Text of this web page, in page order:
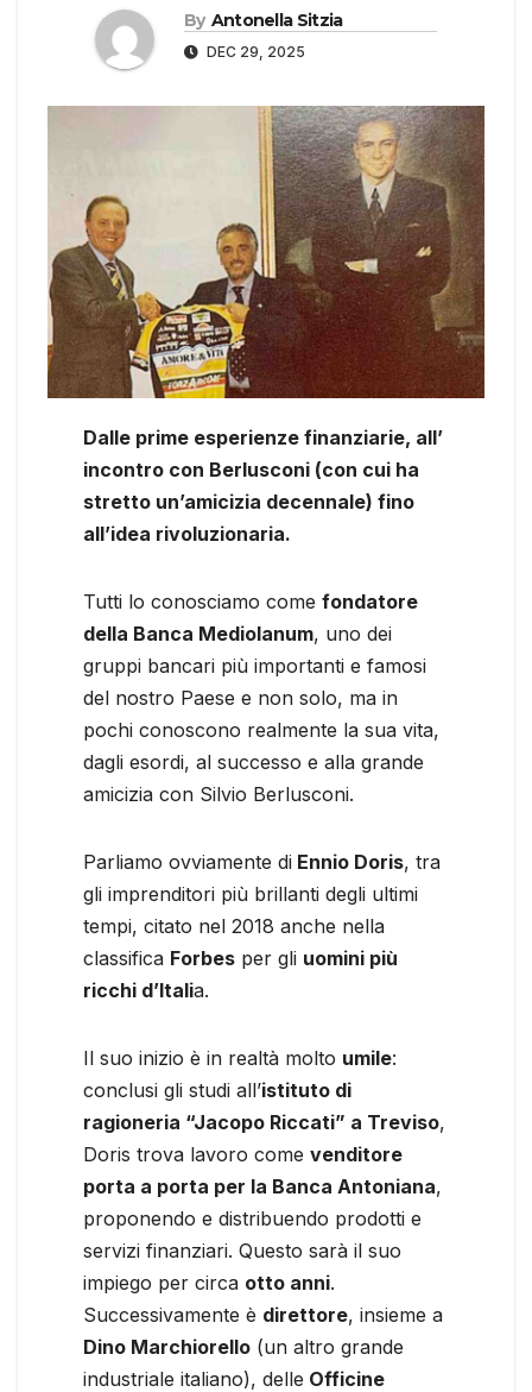
By Antonella Sitzia
DEC 29, 2025
Dalle prime esperienze finanziarie, all’
incontro con Berlusconi (con cui ha
stretto un’amicizia decennale) fino
all’idea rivoluzionaria.
Tutti lo conosciamo come fondatore
della Banca Mediolanum, uno dei
gruppi bancari più importanti e famosi
del nostro Paese e non solo, ma in
pochi conoscono realmente la sua vita,
dagli esordi, al successo e alla grande
amicizia con Silvio Berlusconi.
Parliamo ovviamente di Ennio Doris, tra
gli imprenditori più brillanti degli ultimi
tempi, citato nel 2018 anche nella
classifica Forbes per gli uomini più
ricchi d’Italia.
Il suo inizio è in realtà molto umile:
conclusi gli studi all’istituto di
ragioneria “Jacopo Riccati” a Treviso,
Doris trova lavoro come venditore
porta a porta per la Banca Antoniana,
proponendo e distribuendo prodotti e
servizi finanziari. Questo sarà il suo
impiego per circa otto anni.
Successivamente è direttore, insieme a
Dino Marchiorello (un altro grande
industriale italiano), delle Officine